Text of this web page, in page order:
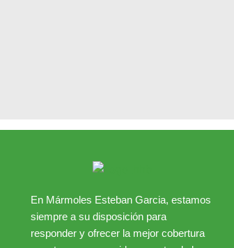
En Mármoles Esteban Garcia, estamos
siempre a su disposición para
responder y ofrecer la mejor cobertura